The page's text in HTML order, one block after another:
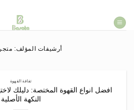
أرشيفات المؤلف:
ثقافة القهوة
افضل انواع القهوة المختصة: دليلك
النكهة الأصلية